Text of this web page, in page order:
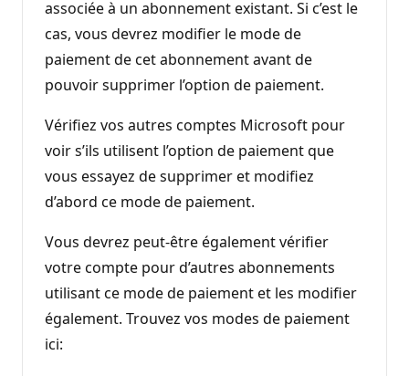
associée à un abonnement existant. Si c’est le
cas, vous devrez modifier le mode de
paiement de cet abonnement avant de
pouvoir supprimer l’option de paiement.
Vérifiez vos autres comptes Microsoft pour
voir s’ils utilisent l’option de paiement que
vous essayez de supprimer et modifiez
d’abord ce mode de paiement.
Vous devrez peut-être également vérifier
votre compte pour d’autres abonnements
utilisant ce mode de paiement et les modifier
également. Trouvez vos modes de paiement
ici: